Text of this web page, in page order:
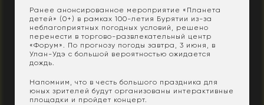
Ранее анонсированное мероприятие «Планета
детей» (0+) в рамках 100-летия Бурятии из-за
неблагоприятных погодных условий, решено
перенести в торгово-развлекательный центр
«Форум». По прогнозу погоды завтра, 3 июня, в
Улан-Удэ с большой вероятностью ожидается
дождь.
Напомним, что в честь большого праздника для
юных зрителей будут организованы интерактивные
площадки и пройдет концерт.